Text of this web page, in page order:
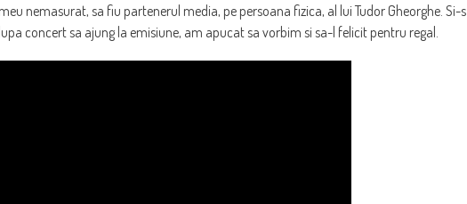
nemasurat, sa fiu partenerul media, pe persoana fizica, al lui Tudor Gheorghe. Si-s
concert sa ajung la emisiune, am apucat sa vorbim si sa-l felicit pentru regal.